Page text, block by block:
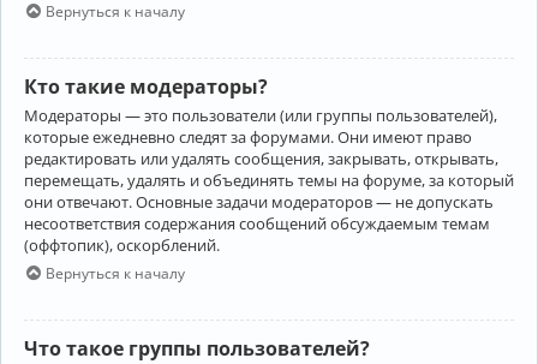
Вернуться к началу
Кто такие модераторы?
Модераторы — это пользователи (или группы пользователей),
которые ежедневно следят за форумами. Они имеют право
редактировать или удалять сообщения, закрывать, открывать,
перемещать, удалять и объединять темы на форуме, за который
они отвечают. Основные задачи модераторов — не допускать
несоответствия содержания сообщений обсуждаемым темам
(оффтопик), оскорблений.
Вернуться к началу
Что такое группы пользователей?